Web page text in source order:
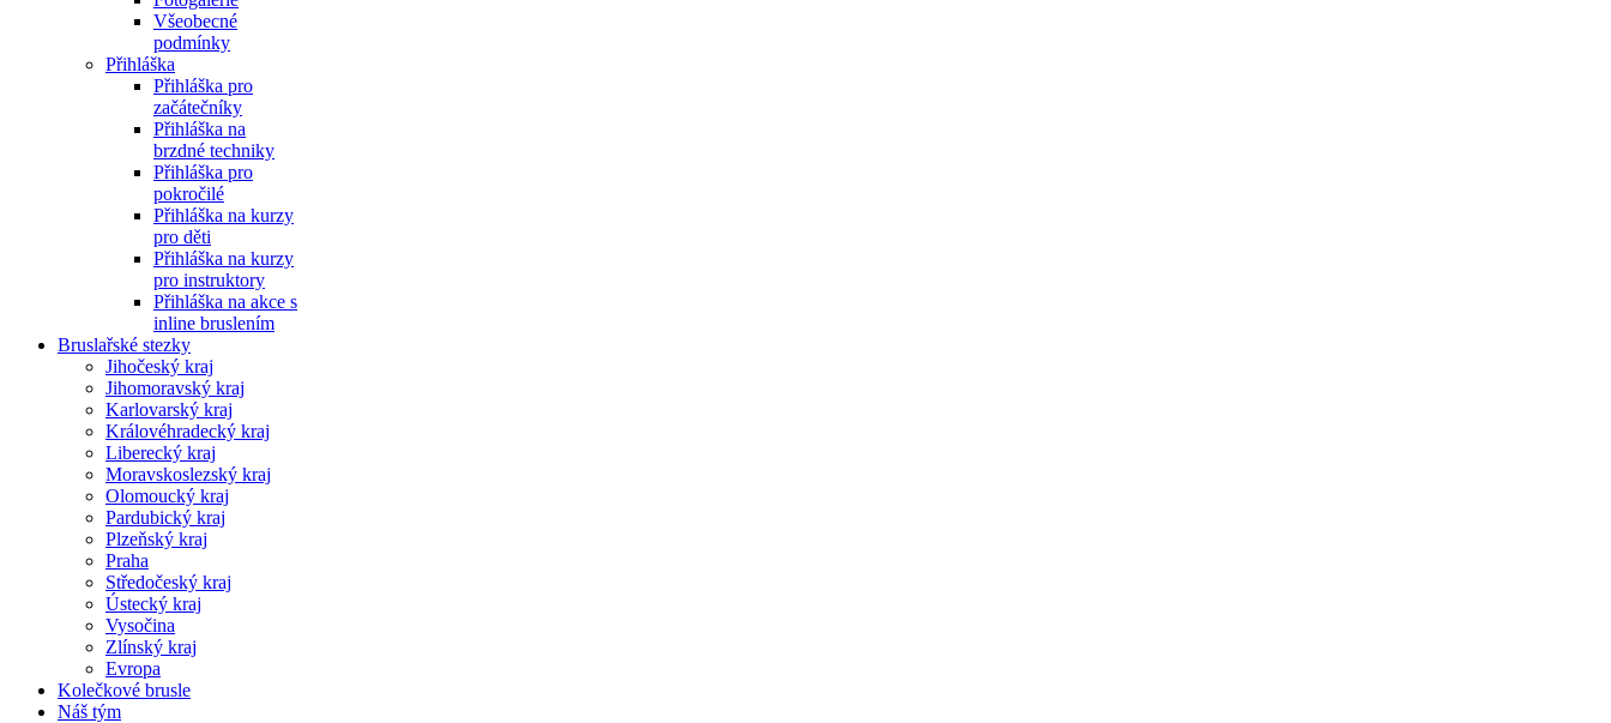
Všeobecné
podmínky
Přihláška
Přihláška pro
začátečníky
Přihláška na
brzdné techniky
Přihláška pro
pokročilé
Přihláška na kurzy
pro děti
Přihláška na kurzy
pro instruktory
Přihláška na akce s
inline bruslením
Bruslařské stezky
Jihočeský kraj
Jihomoravský kraj
Karlovarský kraj
Královéhradecký kraj
Liberecký kraj
Moravskoslezský kraj
Olomoucký kraj
Pardubický kraj
Plzeňský kraj
Praha
Středočeský kraj
Ústecký kraj
Vysočina
Zlínský kraj
Evropa
Kolečkové brusle
Náš tým